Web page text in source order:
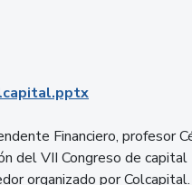
Financiero, profesor
del VII Congreso de capital
organizado por